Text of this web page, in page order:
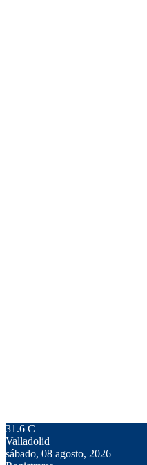
31.6 C
Valladolid
sábado, 08 agosto, 2026